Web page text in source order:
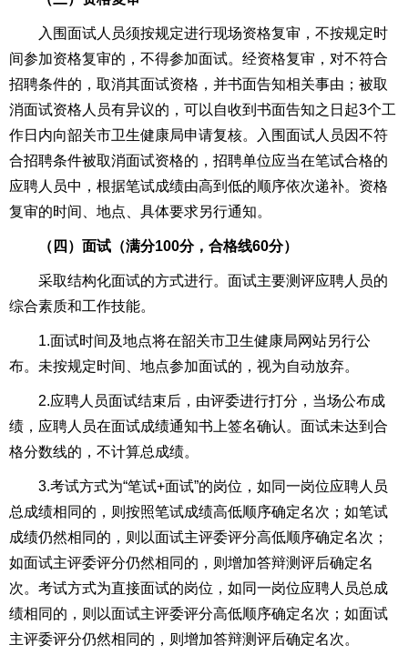
入围面试人员须按规定进行现场资格复审，不按规定时
间参加资格复审的，不得参加面试。经资格复审，对不符合
招聘条件的，取消其面试资格，并书面告知相关事由；被取
消面试资格人员有异议的，可以自收到书面告知之日起3个工
作日内向韶关市卫生健康局申请复核。入围面试人员因不符
合招聘条件被取消面试资格的，招聘单位应当在笔试合格的
应聘人员中，根据笔试成绩由高到低的顺序依次递补。资格
复审的时间、地点、具体要求另行通知。
（ 四 ）面试（满分100分，合格线60分）
采取结构化面试的方式进行。面试主要测评应聘人员的
综合素质和工作技能。
1.面试时间及地点将在韶关市卫生健康局网站另行公
布。未按规定时间、地点参加面试的，视为自动放弃。
2.应聘人员面试结束后，由评委进行打分，当场公布成
绩，应聘人员在面试成绩通知书上签名确认。面试未达到合
格分数线的，不计算总成绩。
3.考试方式为“笔试+面试”的岗位，如同一岗位应聘人员
总成绩相同的，则按照笔试成绩高低顺序确定名次；如笔试
成绩仍然相同的，则以面试主评委评分高低顺序确定名次；
如面试主评委评分仍然相同的，则增加答辩测评后确定名
次。考试方式为直接面试的岗位，如同一岗位应聘人员总成
绩相同的，则以面试主评委评分高低顺序确定名次；如面试
主评委评分仍然相同的，则增加答辩测评后确定名次。